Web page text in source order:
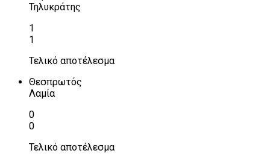
Τηλυκράτης
1
1
Τελικό αποτέλεσμα
Θεσπρωτός
Λαμία
0
0
Τελικό αποτέλεσμα